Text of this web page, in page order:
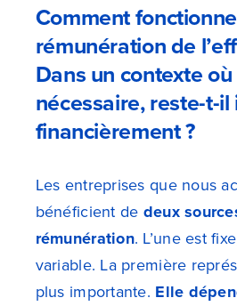
Comment
rémunération de
Dans un contexte
nécessaire, reste-t-
financièrement ?
Les entreprises que nous
bénéficient de deux
rémunération. L’une est
variable. La première
plus importante. Elle